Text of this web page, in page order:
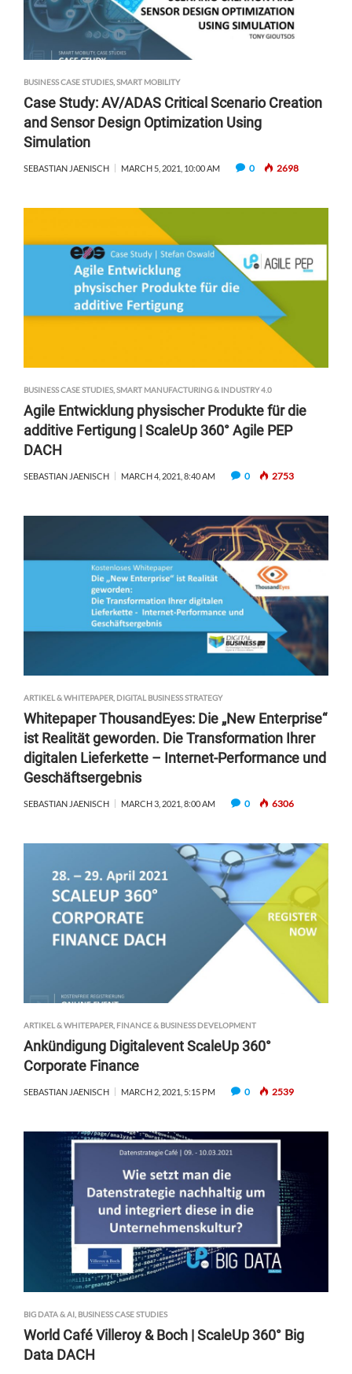
BUSINESS CASE STUDIES, SMART MOBILITY
Case Study: AV/ADAS Critical Scenario Creation
and Sensor Design Optimization Using
Simulation
SEBASTIAN JAENISCH MARCH 5, 2021, 10:00 AM 0 2698
BUSINESS CASE STUDIES, SMART MANUFACTURING & INDUSTRY 4.0
Agile Entwicklung physischer Produkte für die
additive Fertigung | ScaleUp 360° Agile PEP
DACH
SEBASTIAN JAENISCH MARCH 4, 2021, 8:40 AM 0 2753
ARTIKEL & WHITEPAPER DIGITAL BUSINESS STRATEGY
Whitepaper ThousandEyes: Die „New Enterprise“
ist Realität geworden. Die Transformation Ihrer
digitalen Lieferkette – Internet-Performance und
Geschäftsergebnis
SEBASTIAN JAENISCH MARCH 3, 2021, 8:00 AM 0 6306
ARTIKEL & WHITEPAPER, FINANCE & BUSINESS DEVELOPMENT
Ankündigung Digitalevent ScaleUp 360°
Corporate Finance
SEBASTIAN JAENISCH MARCH 2, 2021, 5:15 PM 0 2539
BIG DATA & AI BUSINESS CASE STUDIES
World Café Villeroy & Boch | ScaleUp 360° Big
Data DACH